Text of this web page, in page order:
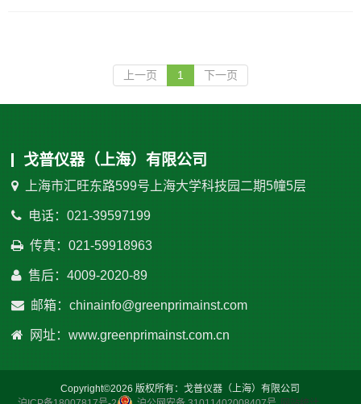
上一页 1 下一页
戈普仪器（上海）有限公司
上海市汇旺东路599号上海大学科技园二期5幢5层
电话：021-39597199
传真：021-59918963
售后：4009-2020-89
邮箱：chinainfo@greenprimainst.com
网址：www.greenprimainst.com.cn
Copyright©2026 版权所有：戈普仪器（上海）有限公司